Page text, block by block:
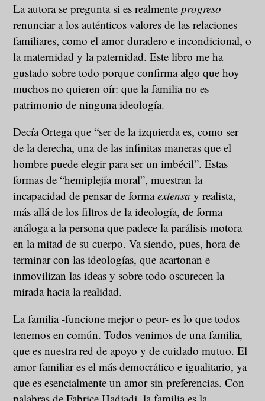
La autora se pregunta si es realmenteprogreso
renunciar a los auténticos valores de las relaciones
familiares, como el amor duradero e incondicional, o
la maternidad y la paternidad. Este libro me ha
gustado sobre todo porque confirma algo que hoy
muchos no quieren oír: que la familia no es
patrimonio de ninguna ideología.
Decía Ortega que “ser de la izquierda es, como ser
de la derecha, una de las infinitas maneras que el
hombre puede elegir para ser un imbécil”. Estas
formas de “hemiplejía moral”, muestran la
incapacidad de pensar de formaextensa y realista,
más allá de los filtros de la ideología, de forma
análoga a la persona que padece la parálisis motora
en la mitad de su cuerpo. Va siendo, pues, hora de
terminar con las ideologías, que acartonan e
inmovilizan las ideas y sobre todo oscurecen la
mirada hacia la realidad.
La familia -funcione mejor o peor- es lo que todos
tenemos en común. Todos venimos de una familia,
que es nuestra red de apoyo y de cuidado mutuo. El
amor familiar es el más democrático e igualitario, ya
que es esencialmente un amor sin preferencias. Con